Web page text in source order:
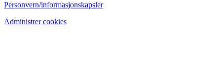
Personvern/informasjonskapsler
Administrer cookies